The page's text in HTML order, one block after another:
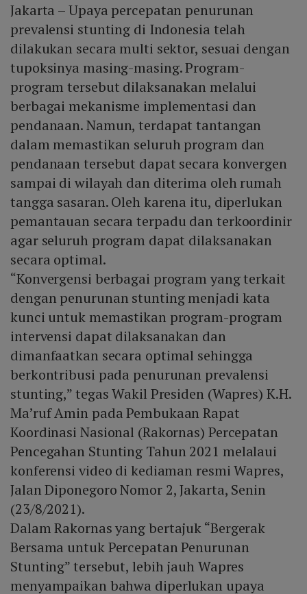
Jakarta – Upaya percepatan penurunan
prevalensi stunting di Indonesia telah
dilakukan secara multi sektor, sesuai dengan
tupoksinya masing-masing. Program-
program tersebut dilaksanakan melalui
berbagai mekanisme implementasi dan
pendanaan. Namun, terdapat tantangan
dalam memastikan seluruh program dan
pendanaan tersebut dapat secara konvergen
sampai di wilayah dan diterima oleh rumah
tangga sasaran. Oleh karena itu, diperlukan
pemantauan secara terpadu dan terkoordinir
agar seluruh program dapat dilaksanakan
secara optimal.
“Konvergensi berbagai program yang terkait
dengan penurunan stunting menjadi kata
kunci untuk memastikan program-program
intervensi dapat dilaksanakan dan
dimanfaatkan secara optimal sehingga
berkontribusi pada penurunan prevalensi
stunting,” tegas Wakil Presiden (Wapres) K.H.
Ma’ruf Amin pada Pembukaan Rapat
Koordinasi Nasional (Rakornas) Percepatan
Pencegahan Stunting Tahun 2021 melalaui
konferensi video di kediaman resmi Wapres,
Jalan Diponegoro Nomor 2, Jakarta, Senin
(23/8/2021).
Dalam Rakornas yang bertajuk “Bergerak
Bersama untuk Percepatan Penurunan
Stunting” tersebut, lebih jauh Wapres
menyampaikan bahwa diperlukan upaya